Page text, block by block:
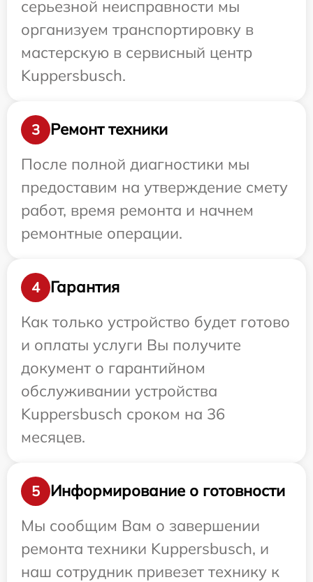
серьезной неисправности мы
организуем транспортировку в
мастерскую в сервисный центр
Kuppersbusch.
3
Ремонт техники
После полной диагностики мы
предоставим на утверждение смету
работ, время ремонта и начнем
ремонтные операции.
4
Гарантия
Как только устройство будет готово
и оплаты услуги Вы получите
документ о гарантийном
обслуживании устройства
Kuppersbusch сроком на 36
месяцев.
5
Информирование о готовности
Мы сообщим Вам о завершении
ремонта техники Kuppersbusch, и
наш сотрудник привезет технику к